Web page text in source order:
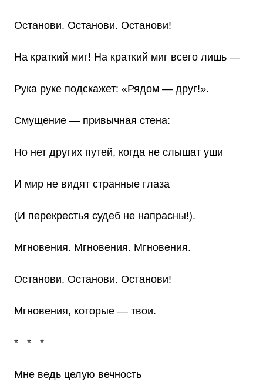
Останови. Останови. Останови!
На краткий миг! На краткий миг всего лишь —
Рука руке подскажет: «Рядом — друг!».
Смущение — привычная стена:
Но нет других путей, когда не слышат уши
И мир не видят странные глаза
(И перекрестья судеб не напрасны!).
Мгновения. Мгновения. Мгновения.
Останови. Останови. Останови!
Мгновения, которые — твои.
* * *
Мне ведь целую вечность